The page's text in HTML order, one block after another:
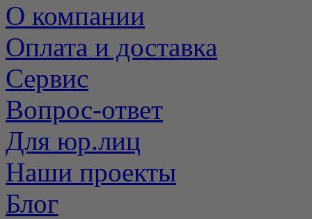
О компании
Оплата и доставка
Сервис
Вопрос-ответ
Для юр.лиц
Наши проекты
Блог